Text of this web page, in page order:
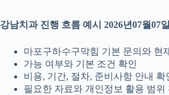
강남치과 진행 흐름 예시 2026년07월07
마포구하수구막힘 기본 문의와 현
가능 여부와 기본 조건 확인
비용, 기간, 절차, 준비사항 안내 확
필요한 자료와 개인정보 활용 범위